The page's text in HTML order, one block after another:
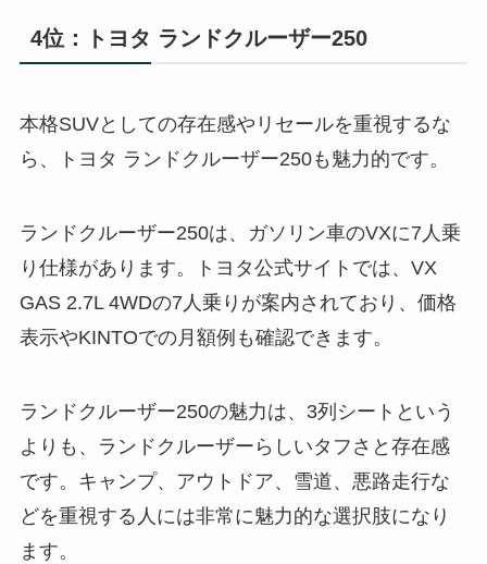
4位：トヨタ ランドクルーザー250
本格SUVとしての存在感やリセールを重視するな
ら、トヨタ ランドクルーザー250も魅力的です。
ランドクルーザー250は、ガソリン車のVXに7人乗
り仕様があります。トヨタ公式サイトでは、VX
GAS 2.7L 4WDの7人乗りが案内されており、価格
表示やKINTOでの月額例も確認できます。
ランドクルーザー250の魅力は、3列シートという
よりも、ランドクルーザーらしいタフさと存在感
です。キャンプ、アウトドア、雪道、悪路走行な
どを重視する人には非常に魅力的な選択肢になり
ます。